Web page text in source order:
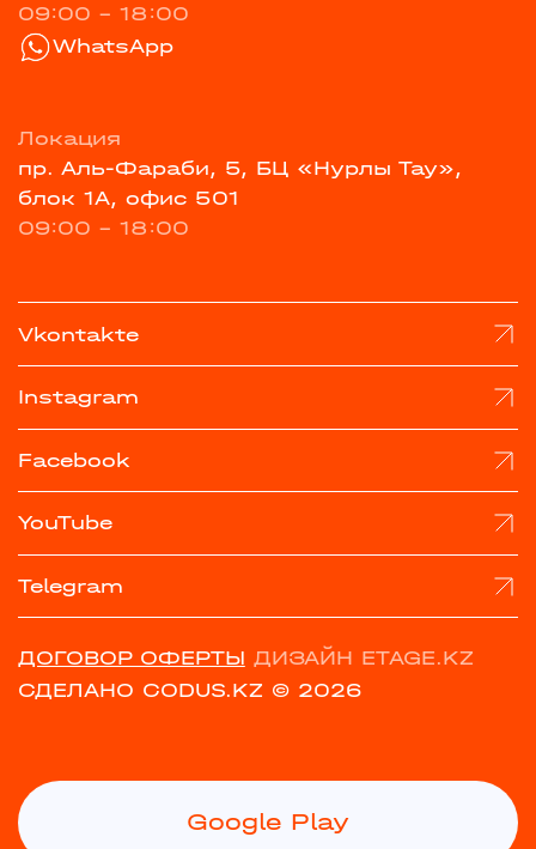
09:00 - 18:00
WhatsApp
Локация
пр. Аль-Фараби, 5, БЦ «Нурлы Тау»,
блок 1А, офис 501
09:00 - 18:00
Vkontakte
Instagram
Facebook
YouTube
Telegram
ДОГОВОР ОФЕРТЫ ДИЗАЙН ETAGE.KZ
СДЕЛАНО CODUS.KZ © 2026
Google Play